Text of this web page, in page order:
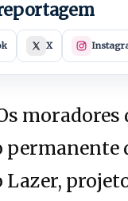
X
moradores
permanente
Lazer,